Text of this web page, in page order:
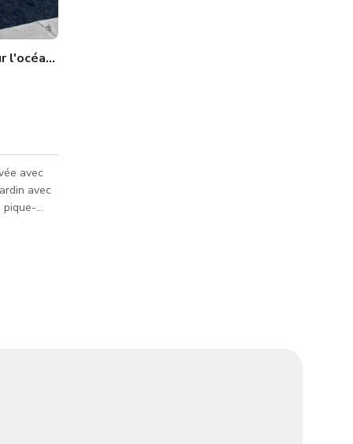
l'océan près des sites historiques
avec
avec
pique-